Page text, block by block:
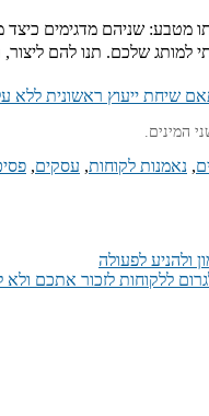
למותג שלכם. תנו להם
שיחת ייעוץ ראשונית ללא
המינים.
, נאמנות לקוחות, עסקים,
ולהניע לפעולה
ללקוחות לזכור אתכם